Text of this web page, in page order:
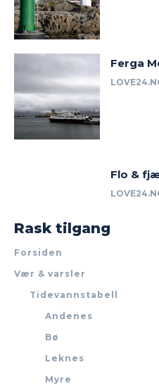
Ferga
Flo &
Rask tilgang
Forsiden
Vær & varsler
Tidevannstabell
Andenes
Bø
Leknes
Myre